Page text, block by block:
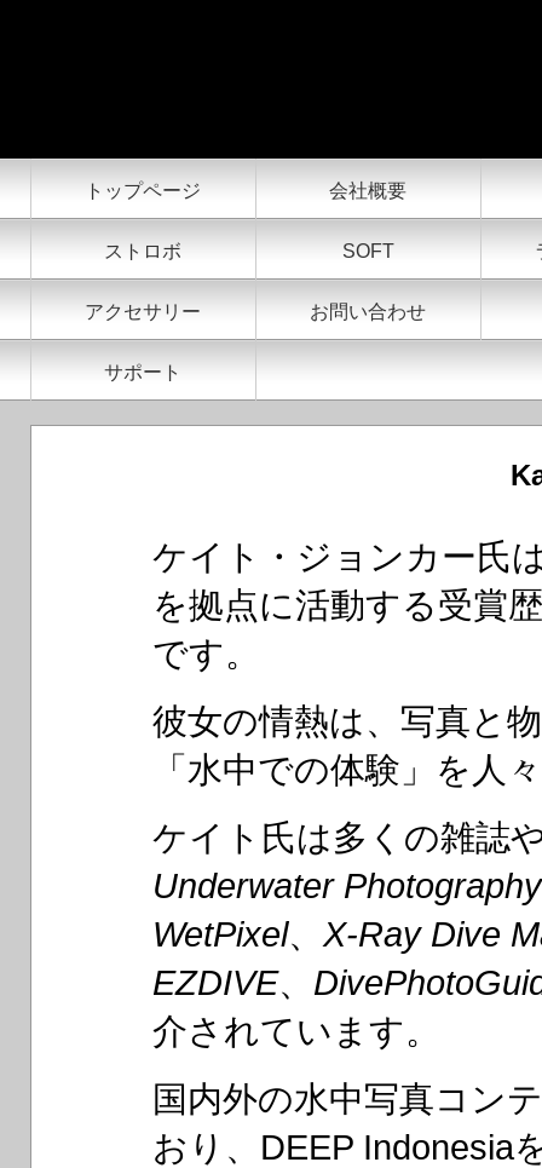
トップページ 会社概要
ストロボ SOFT
アクセサリー お問い合わせ
サポート
ケイト・ジョンカー氏
を拠点に活動する受賞
です。
彼女の情熱は、写真と
「水中での体験」を人
ケイト氏は多くの雑誌
Underwater
WetPixel、 X-Ray Dive
EZDIVE、
介されています。
国内外の水中写真コン
おり、DEEP Indonesia